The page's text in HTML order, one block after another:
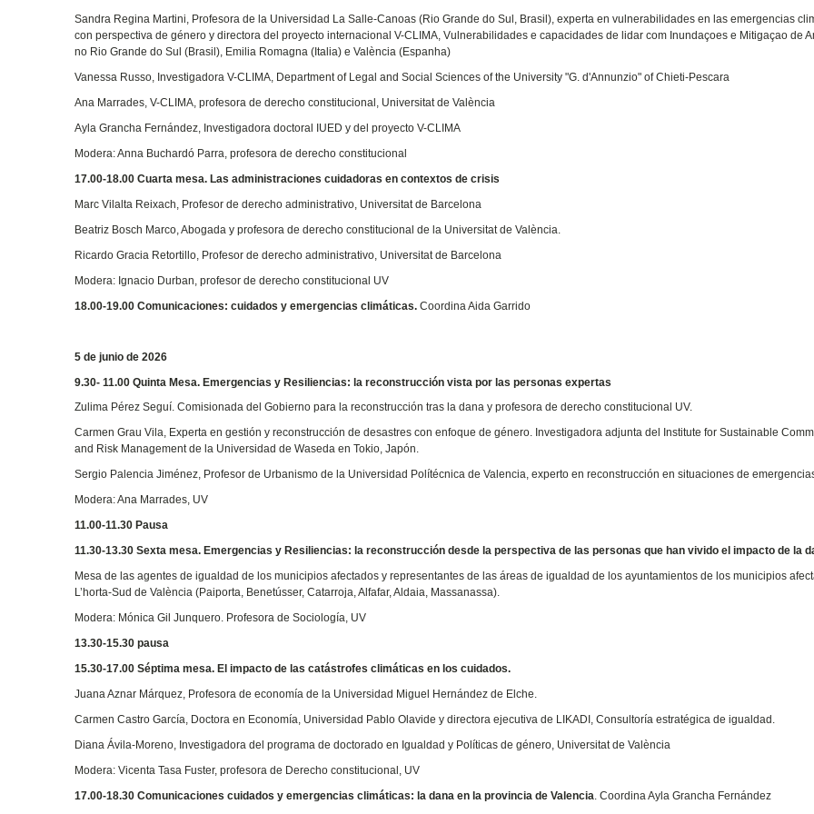
Sandra Regina Martini, Profesora de la Universidad La Salle-Canoas (Rio Grande do Sul, Brasil), experta en vulnerabilidades en las emergencias
con perspectiva de género y directora del proyecto internacional V-CLIMA, Vulnerabilidades e capacidades de lidar com Inundaçoes e Mitigaçao de
no Rio Grande do Sul (Brasil), Emilia Romagna (Italia) e València (Espanha)
Vanessa Russo, Investigadora V-CLIMA, Department of Legal and Social Sciences of the University "G. d'Annunzio" of Chieti-Pescara
Ana Marrades, V-CLIMA, profesora de derecho constitucional, Universitat de València
Ayla Grancha Fernández, Investigadora doctoral IUED y del proyecto V-CLIMA
Modera: Anna Buchardó Parra, profesora de derecho constitucional
17.00-18.00 Cuarta mesa. Las administraciones cuidadoras en contextos de crisis
Marc Vilalta Reixach, Profesor de derecho administrativo, Universitat de Barcelona
Beatriz Bosch Marco, Abogada y profesora de derecho constitucional de la Universitat de València.
Ricardo Gracia Retortillo, Profesor de derecho administrativo, Universitat de Barcelona
Modera: Ignacio Durban, profesor de derecho constitucional UV
18.00-19.00 Comunicaciones: cuidados y emergencias climáticas. Coordina Aida Garrido
5 de junio de 2026
9.30- 11.00 Quinta Mesa. Emergencias y Resiliencias: la reconstrucción vista por las personas expertas
Zulima Pérez Seguí. Comisionada del Gobierno para la reconstrucción tras la dana y profesora de derecho constitucional UV.
Carmen Grau Vila, Experta en gestión y reconstrucción de desastres con enfoque de género. Investigadora adjunta del Institute for Sustainable
and Risk Management de la Universidad de Waseda en Tokio, Japón.
Sergio Palencia Jiménez, Profesor de Urbanismo de la Universidad Polítécnica de Valencia, experto en reconstrucción en situaciones de
Modera: Ana Marrades, UV
11.00-11.30 Pausa
11.30-13.30 Sexta mesa. Emergencias y Resiliencias: la reconstrucción desde la perspectiva de las personas que han vivido el impacto de la
Mesa de las agentes de igualdad de los municipios afectados y representantes de las áreas de igualdad de los ayuntamientos de los municipios
L’horta-Sud de València (Paiporta, Benetússer, Catarroja, Alfafar, Aldaia, Massanassa).
Modera: Mónica Gil Junquero. Profesora de Sociología, UV
13.30-15.30 pausa
15.30-17.00 Séptima mesa. El impacto de las catástrofes climáticas en los cuidados.
Juana Aznar Márquez, Profesora de economía de la Universidad Miguel Hernández de Elche.
Carmen Castro García, Doctora en Economía, Universidad Pablo Olavide y directora ejecutiva de LIKADI, Consultoría estratégica de igualdad.
Diana Ávila-Moreno, Investigadora del programa de doctorado en Igualdad y Políticas de género, Universitat de València
Modera: Vicenta Tasa Fuster, profesora de Derecho constitucional, UV
17.00-18.30 Comunicaciones cuidados y emergencias climáticas: la dana en la provincia de Valencia. Coordina Ayla Grancha Fernández